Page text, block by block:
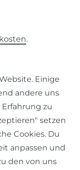
.
AGB
Einige
andere uns
zu
setzen
Cookies. Du
anpassen und
den von uns